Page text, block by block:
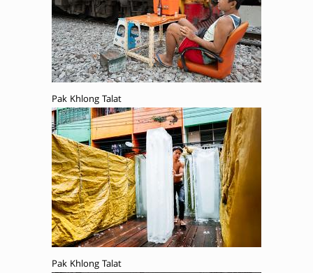
Pak Khlong Talat
Pak Khlong Talat